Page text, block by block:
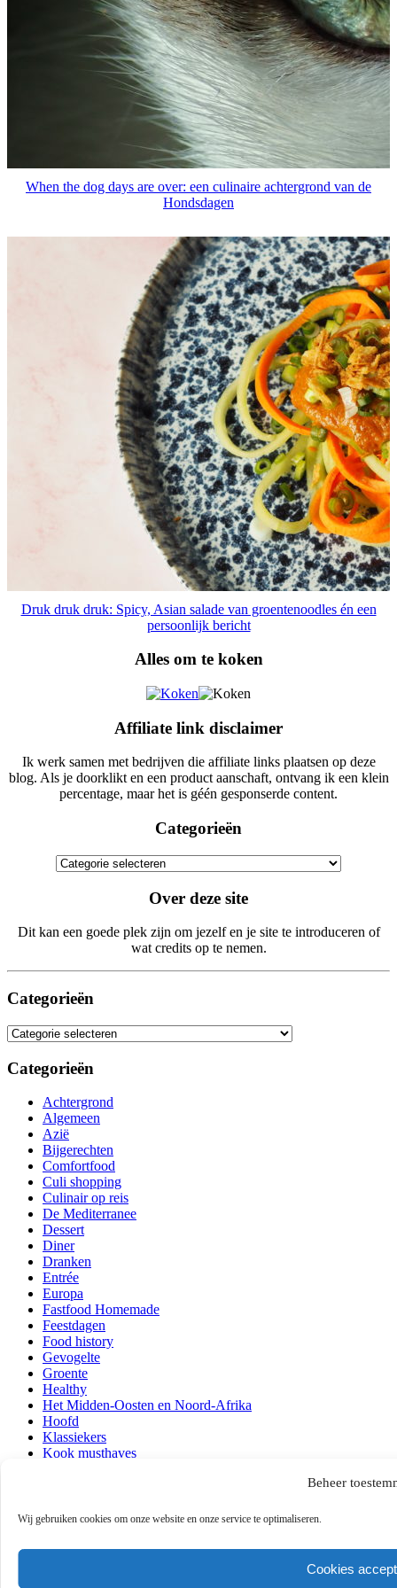
Beheer
Wij gebruiken cookies om onze website en onze service te optimaliseren.
Cookies
When the dog days are over: een culinaire achtergrond van de
Hondsdagen
Druk druk druk: Spicy, Asian salade van groentenoodles én een
persoonlijk bericht
Alles om te koken
Affiliate link disclaimer
Ik werk samen met bedrijven die affiliate links plaatsen op deze
blog. Als je doorklikt en een product aanschaft, ontvang ik een klein
percentage, maar het is géén gesponserde content.
Categorieën
Categorieën
Over deze site
Dit kan een goede plek zijn om jezelf en je site te introduceren of
wat credits op te nemen.
Categorieën
Categorieën
Categorieën
Achtergrond
Algemeen
Azië
Bijgerechten
Comfortfood
Culi shopping
Culinair op reis
De Mediterranee
Dessert
Diner
Dranken
Entrée
Europa
Fastfood Homemade
Feestdagen
Food history
Gevogelte
Groente
Healthy
Het Midden-Oosten en Noord-Afrika
Hoofd
Klassiekers
Kook musthaves
Over mij
Quick & Easy